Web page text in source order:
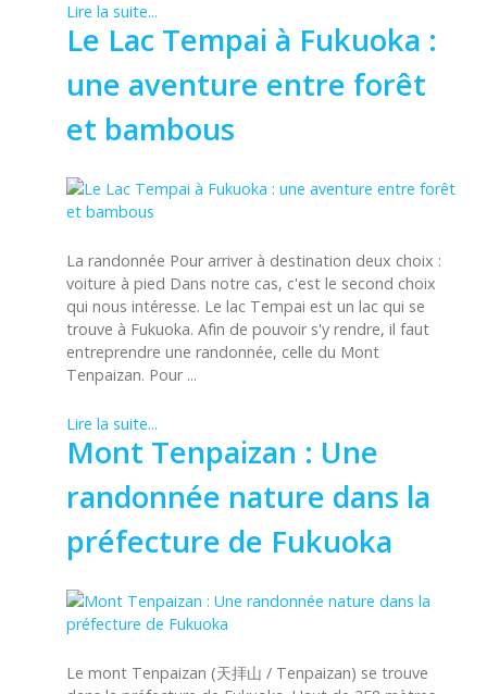
Lire la suite...
Le Lac Tempai à Fukuoka :
une aventure entre forêt
et bambous
La randonnée Pour arriver à destination deux choix :
voiture à pied Dans notre cas, c'est le second choix
qui nous intéresse. Le lac Tempai est un lac qui se
trouve à Fukuoka. Afin de pouvoir s'y rendre, il faut
entreprendre une randonnée, celle du Mont
Tenpaizan. Pour ...
Lire la suite...
Mont Tenpaizan : Une
randonnée nature dans la
préfecture de Fukuoka
Le mont Tenpaizan (天拝山 / Tenpaizan) se trouve